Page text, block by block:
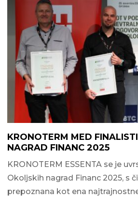
KRONOTERM MED
NAGRAD FINANC 2025
KRONOTERM ESSENTA se je
Okoljskih nagrad Financ 2025, s
prepoznana kot ena